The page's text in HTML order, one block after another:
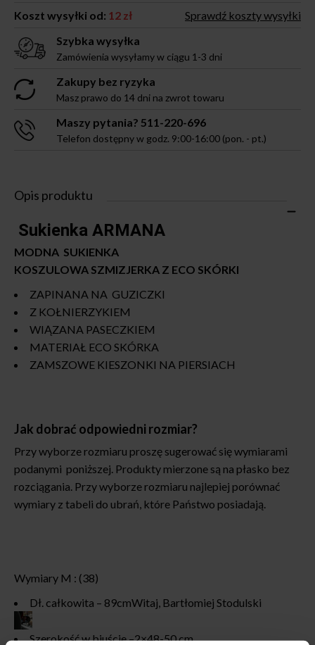
Koszt wysyłki od: 12 zł
Sprawdź koszty wysyłki
Szybka wysyłka
Zamówienia wysyłamy w ciągu 1-3 dni
Zakupy bez ryzyka
Masz prawo do 14 dni na zwrot towaru
Maszy pytania? 511-220-696
Telefon dostępny w godz. 9:00-16:00 (pon. - pt.)
Opis produktu
Sukienka ARMANA
MODNA SUKIENKA
KOSZULOWA SZMIZJERKA Z ECO SKÓRKI
ZAPINANA NA GUZICZKI
Z KOŁNIERZYKIEM
WIĄZANA PASECZKIEM
MATERIAŁ ECO SKÓRKA
ZAMSZOWE KIESZONKI NA PIERSIACH
Jak dobrać odpowiedni rozmiar?
Przy wyborze rozmiaru proszę sugerować się wymiarami
podanymi poniższej. Produkty mierzone są na płasko bez
rozciągania. Przy wyborze rozmiaru najlepiej porównać
wymiary z tabeli do ubrań, które Państwo posiadają.
Wymiary M : (38)
Dł. całkowita – 89cmWitaj, Bartłomiej Stodulski
Szerokość w biuście –2×48-50 cm